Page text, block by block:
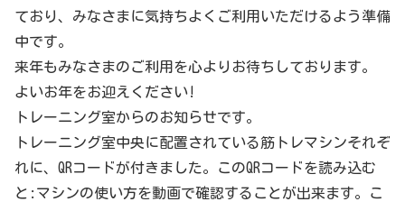
ており、みなさまに気持ちよくご利用いただけるよう準備
中です。
来年もみなさまのご利用を心よりお待ちしております。
よいお年をお迎えください!
トレーニング室からのお知らせです。
トレーニング室中央に配置されている筋トレマシンそれぞ
れに、QRコードが付きました。
このQRコードを読み込む
と: マシンの使い方を動画で確認することが出来ます。
こ